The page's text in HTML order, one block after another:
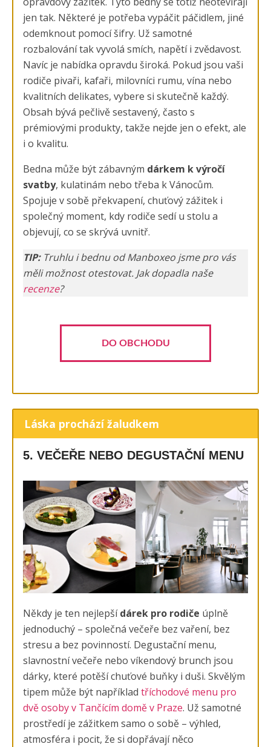
jen tak. Některé je potřeba vypáčit páčidlem, jiné
odemknout pomocí šifry. Už samotné
rozbalování tak vyvolá smích, napětí i zvědavost.
Navíc je nabídka opravdu široká. Pokud jsou vaši
rodiče pivaři, kafaři, milovníci rumu, vína nebo
kvalitních delikates, vybere si skutečně každý.
Obsah bývá pečlivě sestavený, často s
prémiovými produkty, takže nejde jen o efekt, ale
i o kvalitu.
Bedna může být zábavným dárkem k výročí
svatby, kulatinám nebo třeba k Vánocům.
Spojuje v sobě překvapení, chuťový zážitek i
společný moment, kdy rodiče sedí u stolu a
objevují, co se skrývá uvnitř.
TIP:Truhlu i bednu od Manboxeo jsme pro vás
měli možnost otestovat. Jak dopadla naše
recenze?
DO OBCHODU
Láska prochází žaludkem
5. VEČEŘE NEBO DEGUSTAČNÍ MENU
Někdy je ten nejlepšídárek pro rodiče úplně
jednoduchý – společná večeře bez vaření, bez
stresu a bez povinností. Degustační menu,
slavnostní večeře nebo víkendový brunch jsou
dárky, které potěší chuťové buňky i duši. Skvělým
tipem může být například tříchodové menu pro
dvě osoby v Tančícím domě v Praze. Už samotné
prostředí je zážitkem samo o sobě – výhled,
atmosféra i pocit, že si dopřávají něco